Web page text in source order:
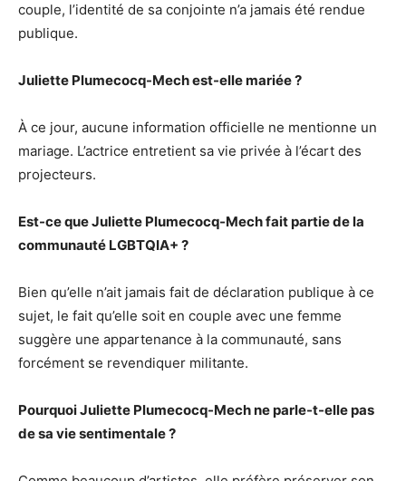
couple, l’identité de sa conjointe n’a jamais été rendue
publique.
Juliette Plumecocq-Mech est-elle mariée ?
À ce jour, aucune information officielle ne mentionne un
mariage. L’actrice entretient sa vie privée à l’écart des
projecteurs.
Est-ce que Juliette Plumecocq-Mech fait partie de la
communauté LGBTQIA+ ?
Bien qu’elle n’ait jamais fait de déclaration publique à ce
sujet, le fait qu’elle soit en couple avec une femme
suggère une appartenance à la communauté, sans
forcément se revendiquer militante.
Pourquoi Juliette Plumecocq-Mech ne parle-t-elle pas
de sa vie sentimentale ?